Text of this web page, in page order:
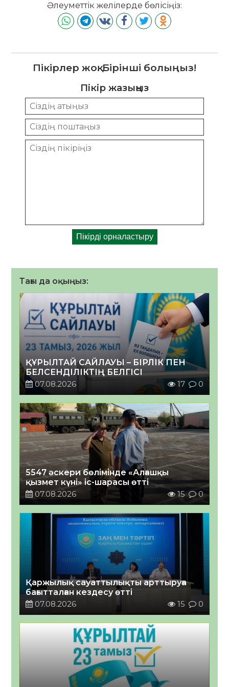
Әлеуметтік желілерде бөлісіңіз:
Пікірлер жоқ. Бірінші болыңыз!
Пікір жазыңыз
Тағы да оқыңыз:
ҚҰРЫЛТАЙ САЙЛАУЫ – БІРЛІК ПЕН
БЕЛСЕНДІЛІКТІҢ БЕЛГІСІ
07.08.2026
17 0
5547 әскери бөлімінде «Алғашқы
қызмет күні» іс-шарасы өтті
07.08.2026
15 0
Қаржылық сауаттылықты арттыруға
бағытталған кездесу өтті
07.08.2026
15 0